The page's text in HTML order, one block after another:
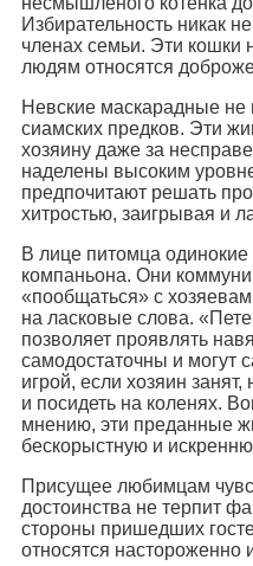
Избирательность никак
членах семьи. Эти кошки
людям относятся
Невские маскарадные не
сиамских предков. Эти
хозяину даже за
наделены высоким
предпочитают решать
хитростью, заигрывая и
В лице питомца
компаньона. Они
«пообщаться» с
на ласковые слова.
позволяет проявлять
самодостаточны и могут
игрой, если хозяин занят,
и посидеть на коленях.
мнению, эти преданные
бескорыстную и
Присущее любимцам
достоинства не терпит
стороны пришедших
относятся настороженно